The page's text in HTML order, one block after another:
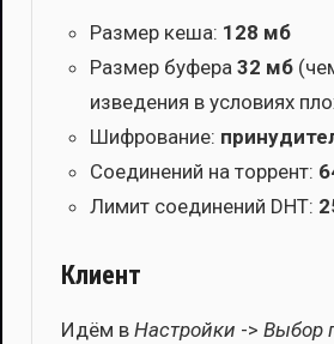
Раз­мер кеша: 128 мб
Раз­мер буфе­ра 32 мб
из­ве­де­ния в усло­ви­ях
Шиф­ро­ва­ние:
Соеди­не­ний на тор­рент:
Лимит соеди­не­ний DHT:
Клиент
Идём в Настрой­ки -> Выбор